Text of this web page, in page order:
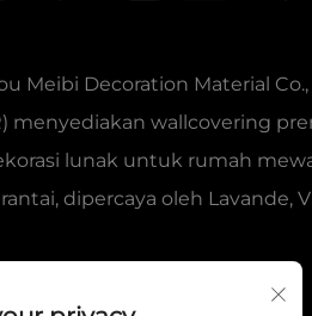
Meibi Decoration Material
menyediakan wallcovering
lunak untuk rumah
dipercaya oleh Lavande,